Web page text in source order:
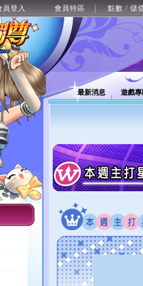
員登入 會員特區 點數 / 儲
最新消息 遊戲